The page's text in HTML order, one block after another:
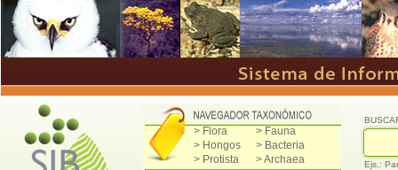
> Flora
> Fauna
> Hongos
> Bacteria
> Protista
> Archaea
Ejs.: